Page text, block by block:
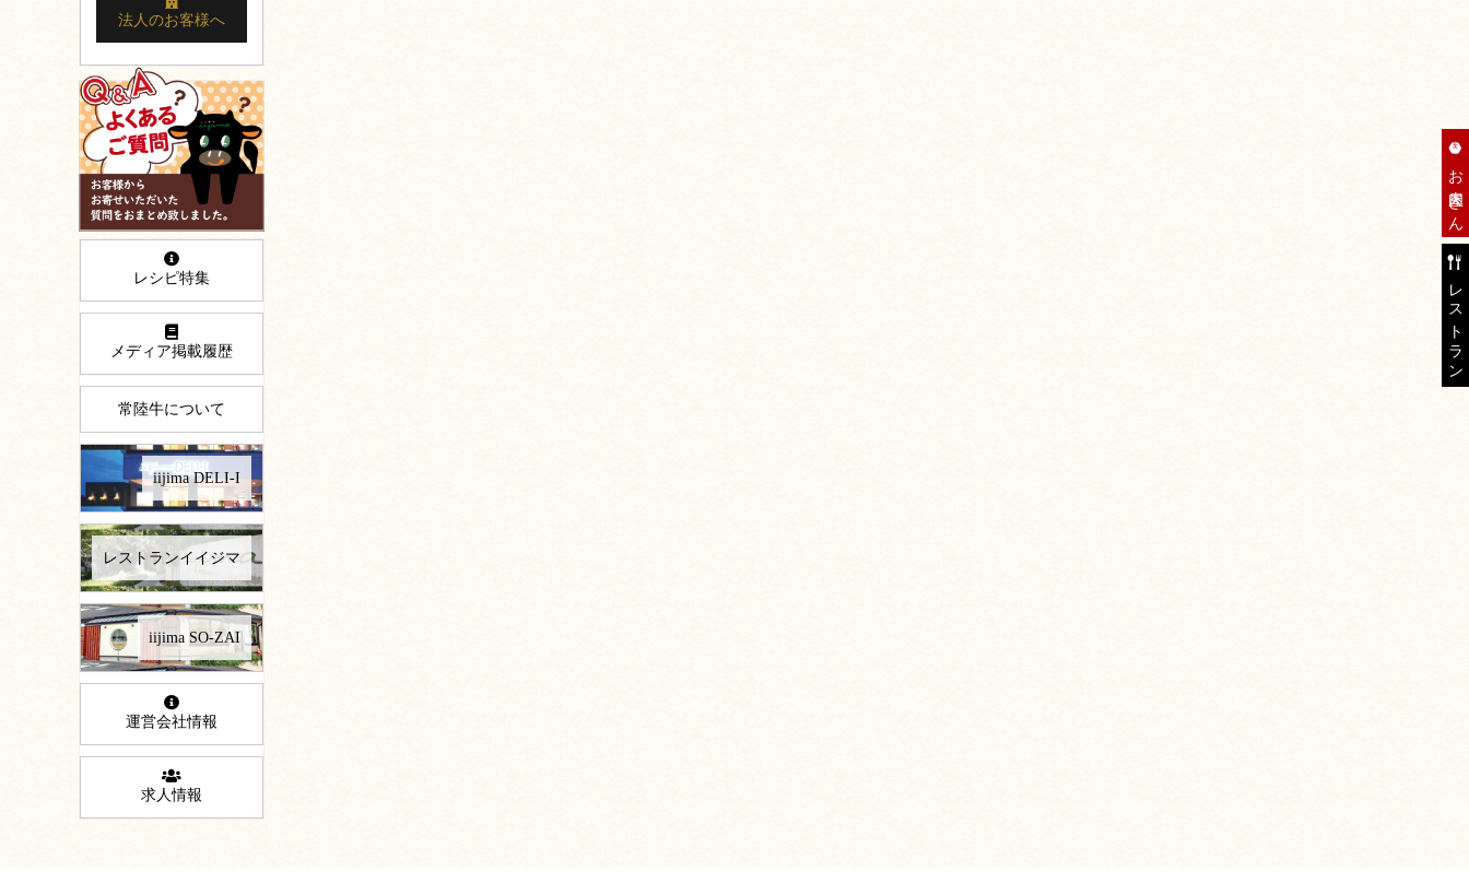
法人のお客様へ
レシピ特集
メディア掲載履歴
常陸牛について
iijima DELI-I
レストランイイジマ
iijima SO-ZAI
運営会社情報
求人情報
お肉屋さん
レストラン